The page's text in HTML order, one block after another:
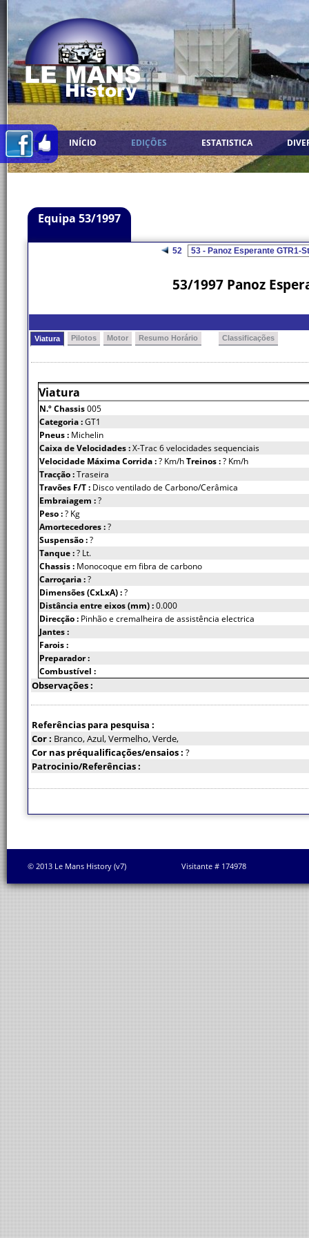
INÍCIO EDIÇÕES ESTATISTICA
Equipa 53/1997
52
53/1997 Panoz
Viatura Pilotos Motor Resumo Horário Classificações
Viatura
N.º Chassis005
Categoria :GT1
Pneus : Michelin
Caixa de Velocidades :X-Trac 6 velocidades sequenciais
Velocidade Máxima Corrida :? Km/hTreinos :? Km/h
Tracção :Traseira
Travões F/T : Disco ventilado de Carbono/Cerâmica
Embraiagem :?
Peso :? Kg
Amortecedores :?
Suspensão :?
Tanque :? Lt.
Chassis : Monocoque em fibra de carbono
Carroçaria :?
Dimensões (CxLxA) :?
Distância entre eixos (mm) :0.000
Direcção : Pinhão e cremalheira de assistência electrica
Jantes :
Farois :
Preparador :
Combustível :
Observações :
Referências para pesquisa :
Cor : Branco, Azul, Vermelho, Verde,
Cor nas préqualificações/ensaios : ?
Patrocinio/Referências :
© 2013 Le Mans History (v7) Visitante # 174978